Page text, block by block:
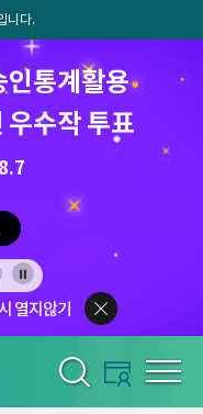
니다.
통계활용
우수작 투표
금)
열지않기